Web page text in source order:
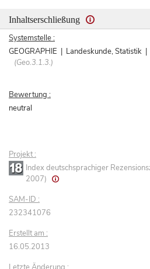
Inhaltserschließung
Systemstelle :
GEOGRAPHIE | Landeskunde, Statistik
(Geo.3.1.3.)
Bewertung :
neutral
Projekt :
Index deutschsprachiger
2007)
SAM-ID :
232341076
Erstellt am :
16.05.2013